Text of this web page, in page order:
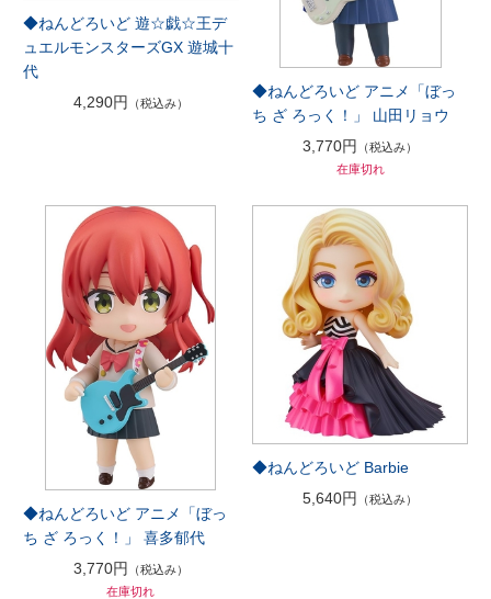
◆ねんどろいど 遊☆戯☆王デ
ュエルモンスターズGX 遊城十
代
4,290円
（税込み）
◆ねんどろいど アニメ「ぼっ
ち ざ ろっく！」 山田リョウ
3,770円
（税込み）
在庫切れ
◆ねんどろいど アニメ「ぼっ
ち ざ ろっく！」 喜多郁代
3,770円
（税込み）
在庫切れ
◆ねんどろいど Barbie
5,640円
（税込み）